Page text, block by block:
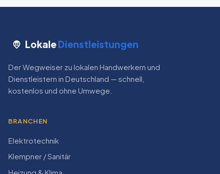
LokaleDienstleistungen
Der Wegweiser zu lokalen Handwerkern und
Dienstleistern in Deutschland — schnell,
kostenlos und ohne Umwege.
BRANCHEN
Elektrotechnik
Klempner / Sanitär